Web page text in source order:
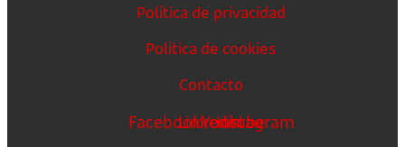
Política de privacidad
Política de cookies
Contacto
FacebookLinkedin
Youtube
Instagram